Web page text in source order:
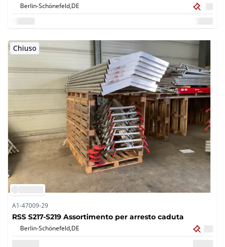
Berlin-Schönefeld,DE
Chiuso
A1-47009-29
RSS S217-S219 Assortimento per arresto caduta
Berlin-Schönefeld,DE